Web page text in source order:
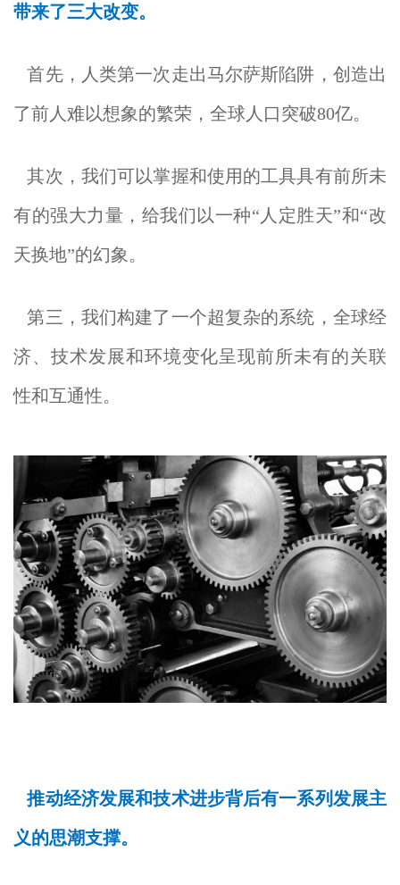
带来了三大改变。
首先，人类第一次走出马尔萨斯陷阱，创造出
了前人难以想象的繁荣，全球人口突破80亿。
其次，我们可以掌握和使用的工具具有前所未
有的强大力量，给我们以一种“人定胜天”和“改
天换地”的幻象。
第三，我们构建了一个超复杂的系统，全球经
济、技术发展和环境变化呈现前所未有的关联
性和互通性。
推动经济发展和技术进步背后有一系列发展主
义的思潮支撑。